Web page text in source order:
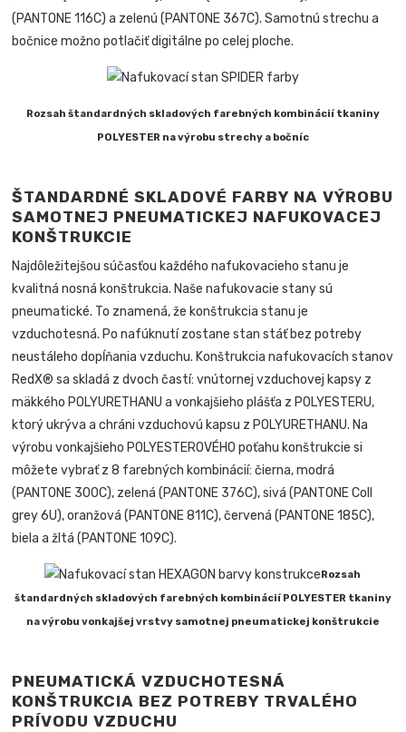
(PANTONE 116C) a zelenú (PANTONE 367C). Samotnú strechu a
bočnice možno potlačiť digitálne po celej ploche.
Rozsah štandardných skladových farebných kombinácií tkaniny
POLYESTER na výrobu strechy a bočníc
ŠTANDARDNÉ SKLADOVÉ FARBY NA VÝROBU
SAMOTNEJ PNEUMATICKEJ NAFUKOVACEJ
KONŠTRUKCIE
Najdôležitejšou súčasťou každého nafukovacieho stanu je
kvalitná nosná konštrukcia. Naše nafukovacie stany sú
pneumatické. To znamená, že konštrukcia stanu je
vzduchotesná. Po nafúknutí zostane stan stáť bez potreby
neustáleho dopĺňania vzduchu. Konštrukcia nafukovacích stanov
RedX® sa skladá z dvoch častí: vnútornej vzduchovej kapsy z
mäkkého POLYURETHANU a vonkajšieho plášťa z POLYESTERU,
ktorý ukrýva a chráni vzduchovú kapsu z POLYURETHANU. Na
výrobu vonkajšieho POLYESTEROVÉHO poťahu konštrukcie si
môžete vybrať z 8 farebných kombinácií: čierna, modrá
(PANTONE 300C), zelená (PANTONE 376C), sivá (PANTONE Coll
grey 6U), oranžová (PANTONE 811C), červená (PANTONE 185C),
biela a žltá (PANTONE 109C).
Rozsah
štandardných skladových farebných kombinácií POLYESTER tkaniny
na výrobu vonkajšej vrstvy samotnej pneumatickej konštrukcie
PNEUMATICKÁ VZDUCHOTESNÁ
KONŠTRUKCIA BEZ POTREBY TRVALÉHO
PRÍVODU VZDUCHU